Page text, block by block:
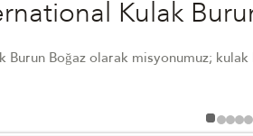
Kulak
Boğaz olarak misyonumuz; kulak